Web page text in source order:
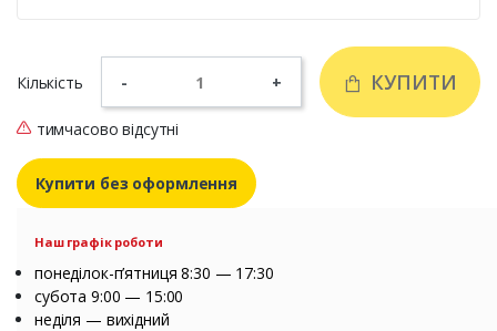
Кількість - + КУПИТИ
тимчасово відсутні
Купити без оформлення
Наш графік роботи
понеділок-п’ятниця 8:30 — 17:30
субота 9:00 — 15:00
неділя — вихідний